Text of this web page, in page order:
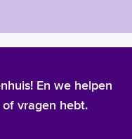
En we helpen
vragen hebt.